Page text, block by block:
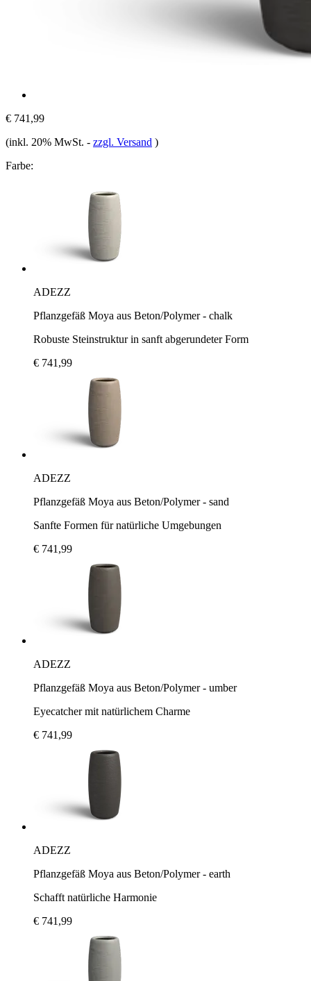
€ 741,99
(inkl. 20% MwSt. - zzgl. Versand )
Farbe:
ADEZZ
Pflanzgefäß Moya aus Beton/Polymer - chalk
Robuste Steinstruktur in sanft abgerundeter Form
€ 741,99
ADEZZ
Pflanzgefäß Moya aus Beton/Polymer - sand
Sanfte Formen für natürliche Umgebungen
€ 741,99
ADEZZ
Pflanzgefäß Moya aus Beton/Polymer - umber
Eyecatcher mit natürlichem Charme
€ 741,99
ADEZZ
Pflanzgefäß Moya aus Beton/Polymer - earth
Schafft natürliche Harmonie
€ 741,99